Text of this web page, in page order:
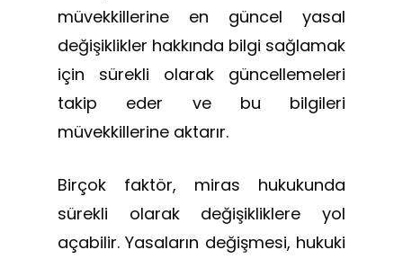
müvekkillerine en güncel yasal
değişiklikler hakkında bilgi sağlamak
için sürekli olarak güncellemeleri
takip eder ve bu bilgileri
müvekkillerine aktarır.
Birçok faktör, miras hukukunda
sürekli olarak değişikliklere yol
açabilir. Yasaların değişmesi, hukuki